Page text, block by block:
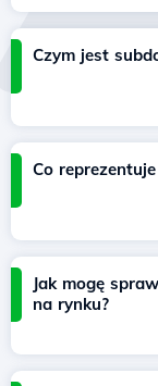
Czym jest
Co
Jak mogę
na rynku?